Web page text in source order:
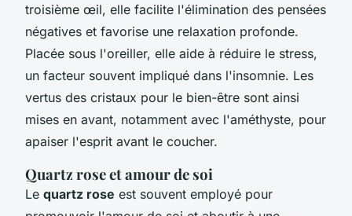
troisième œil, elle facilite l'élimination des pensées
négatives et favorise une relaxation profonde.
Placée sous l'oreiller, elle aide à réduire le stress,
un facteur souvent impliqué dans l'insomnie. Les
vertus des cristaux pour le bien-être sont ainsi
mises en avant, notamment avec l'améthyste, pour
apaiser l'esprit avant le coucher.
Quartz rose et amour de soi
Le quartz rose est souvent employé pour